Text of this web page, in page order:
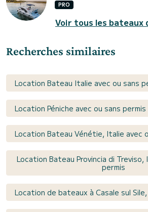
PRO
Voir tous les bateaux
Recherches similaires
Location Bateau Italie avec ou sans
Location Péniche avec ou sans permis
Location Bateau Vénétie, Italie avec
Location Bateau Provincia di Treviso,
permis
Location de bateaux à Casale sul